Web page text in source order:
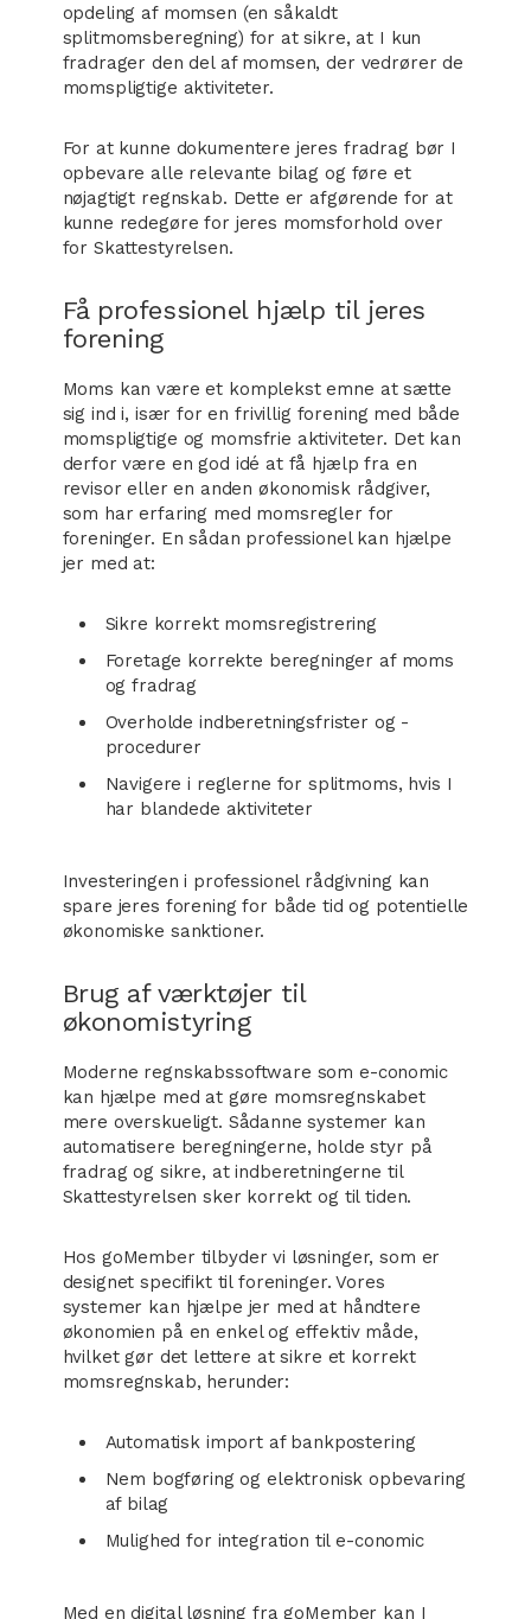
opdeling af momsen (en såkaldt
splitmomsberegning) for at sikre, at I kun
fradrager den del af momsen, der vedrører de
momspligtige aktiviteter.
For at kunne dokumentere jeres fradrag bør I
opbevare alle relevante bilag og føre et
nøjagtigt regnskab. Dette er afgørende for at
kunne redegøre for jeres momsforhold over
for Skattestyrelsen.
Få professionel hjælp til jeres
forening
Moms kan være et komplekst emne at sætte
sig ind i, især for en frivillig forening med både
momspligtige og momsfrie aktiviteter. Det kan
derfor være en god idé at få hjælp fra en
revisor eller en anden økonomisk rådgiver,
som har erfaring med momsregler for
foreninger. En sådan professionel kan hjælpe
jer med at:
Sikre korrekt momsregistrering
Foretage korrekte beregninger af moms
og fradrag
Overholde indberetningsfrister og -
procedurer
Navigere i reglerne for splitmoms, hvis I
har blandede aktiviteter
Investeringen i professionel rådgivning kan
spare jeres forening for både tid og potentielle
økonomiske sanktioner.​
Brug af værktøjer til
økonomistyring
Moderne regnskabssoftware som e-conomic
kan hjælpe med at gøre momsregnskabet
mere overskueligt. Sådanne systemer kan
automatisere beregningerne, holde styr på
fradrag og sikre, at indberetningerne til
Skattestyrelsen sker korrekt og til tiden.
Hos goMember tilbyder vi løsninger, som er
designet specifikt til foreninger. Vores
systemer kan hjælpe jer med at håndtere
økonomien på en enkel og effektiv måde,
hvilket gør det lettere at sikre et korrekt
momsregnskab, herunder:
Automatisk import af bankpostering
Nem bogføring og elektronisk opbevaring
af bilag
Mulighed for integration til e-conomic
Med en digital løsning fra goMember kan I